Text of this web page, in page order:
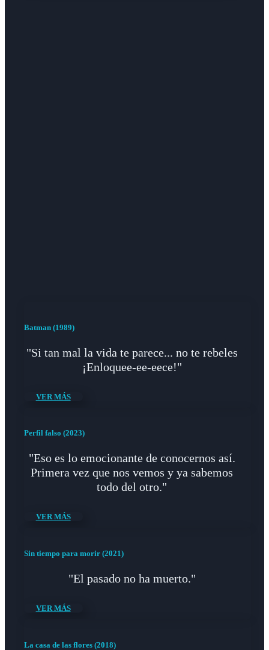
Batman (1989)
"Si tan mal la vida te parece... no te rebeles
¡Enloquee-ee-eece!"
VER MÁS
Perfil falso (2023)
"Eso es lo emocionante de conocernos así.
Primera vez que nos vemos y ya sabemos
todo del otro."
VER MÁS
Sin tiempo para morir (2021)
"El pasado no ha muerto."
VER MÁS
La casa de las flores (2018)